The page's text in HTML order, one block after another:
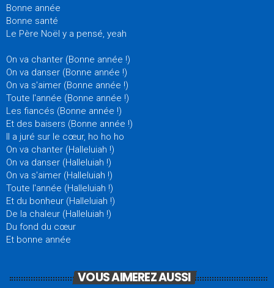
Bonne année
Bonne santé
Le Père Noël y a pensé, yeah
On va chanter (Bonne année !)
On va danser (Bonne année !)
On va s'aimer (Bonne année !)
Toute l'année (Bonne année !)
Les fiancés (Bonne année !)
Et des baisers (Bonne année !)
Il a juré sur le cœur, ho ho ho
On va chanter (Halleluiah !)
On va danser (Halleluiah !)
On va s'aimer (Halleluiah !)
Toute l'année (Halleluiah !)
Et du bonheur (Halleluiah !)
De la chaleur (Halleluiah !)
Du fond du cœur
Et bonne année
VOUS AIMEREZ AUSSI